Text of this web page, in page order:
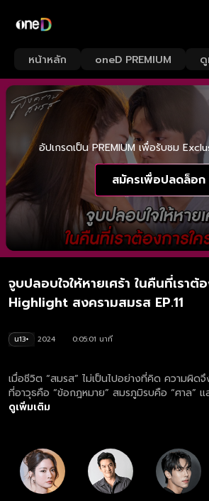
หน้าหลัก oneD PREMIUM
อัปเกรดเป็น PREMIUM เพื่อรับชม
สมัครเพื่อปลดล็อก
จูบปลอบใจให้หายเศร้า ในคืนที่เราต้
Highlight สงครามสมรส EP.11
น13+ 2024
0:05:01 นาที
เมื่อชีวิต “สมรส” ไม่เป็นไปอย่างที่คิด ความผิดจึ
ที่อาวุธคือ “ข้อกฎหมาย” สมรภูมิรบคือ “ศาล”
ดูย้อนหลังละคร "สงครามสมรส" ฟรี ครบทุกตอน
ดูเพิ่มเติม